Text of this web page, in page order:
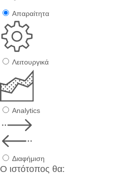
Απαραίτητα
Λειτουργικά
Analytics
Διαφήμιση
Ο ιστότοπος θα: